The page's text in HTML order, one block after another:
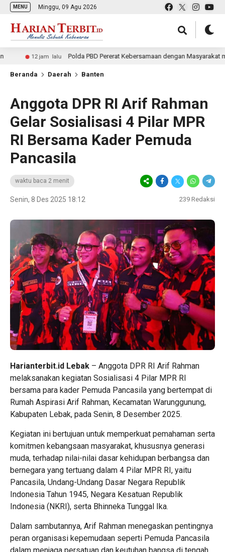
MENU Minggu, 09 Agu 2026
12 jam lalu Polda PBD Pererat Kebersamaan dengan Masyarakat melalui
Beranda Daerah Banten
Anggota DPR RI Arif Rahman
Gelar Sosialisasi 4 Pilar MPR
RI Bersama Kader Pemuda
Pancasila
waktu baca 2 menit
Senin, 8 Des 2025 18:12 239 Redaksi
Harianterbit.id Lebak – Anggota DPR RI Arif Rahman
melaksanakan kegiatan Sosialisasi 4 Pilar MPR RI
bersama para kader Pemuda Pancasila yang bertempat di
Rumah Aspirasi Arif Rahman, Kecamatan Warunggunung,
Kabupaten Lebak, pada Senin, 8 Desember 2025.
Kegiatan ini bertujuan untuk memperkuat pemahaman serta
komitmen kebangsaan masyarakat, khususnya generasi
muda, terhadap nilai-nilai dasar kehidupan berbangsa dan
bernegara yang tertuang dalam 4 Pilar MPR RI, yaitu
Pancasila, Undang-Undang Dasar Negara Republik
Indonesia Tahun 1945, Negara Kesatuan Republik
Indonesia (NKRI), serta Bhinneka Tunggal Ika.
Dalam sambutannya, Arif Rahman menegaskan pentingnya
peran organisasi kepemudaan seperti Pemuda Pancasila